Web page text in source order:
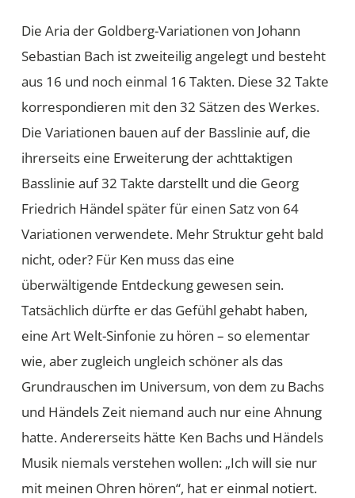
Die Aria der Goldberg-Variationen von Johann
Sebastian Bach ist zweiteilig angelegt und besteht
aus 16 und noch einmal 16 Takten. Diese 32 Takte
korrespondieren mit den 32 Sätzen des Werkes.
Die Variationen bauen auf der Basslinie auf, die
ihrerseits eine Erweiterung der achttaktigen
Basslinie auf 32 Takte darstellt und die Georg
Friedrich Händel später für einen Satz von 64
Variationen verwendete. Mehr Struktur geht bald
nicht, oder? Für Ken muss das eine
überwältigende Entdeckung gewesen sein.
Tatsächlich dürfte er das Gefühl gehabt haben,
eine Art Welt-Sinfonie zu hören – so elementar
wie, aber zugleich ungleich schöner als das
Grundrauschen im Universum, von dem zu Bachs
und Händels Zeit niemand auch nur eine Ahnung
hatte. Andererseits hätte Ken Bachs und Händels
Musik niemals verstehen wollen: „Ich will sie nur
mit meinen Ohren hören“, hat er einmal notiert.